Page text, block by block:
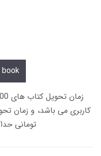
تومانی حداکثر 12 ساعت از طریق